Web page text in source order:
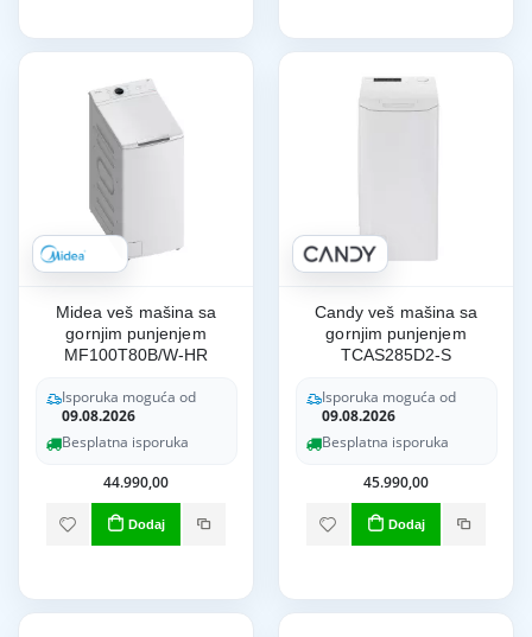
Midea veš mašina sa
gornjim punjenjem
MF100T80B/W-HR
Isporuka moguća od
09.08.2026
Besplatna isporuka
44.990,00
Dodaj
Candy veš mašina sa
gornjim punjenjem
TCAS285D2-S
Isporuka moguća od
09.08.2026
Besplatna isporuka
45.990,00
Dodaj